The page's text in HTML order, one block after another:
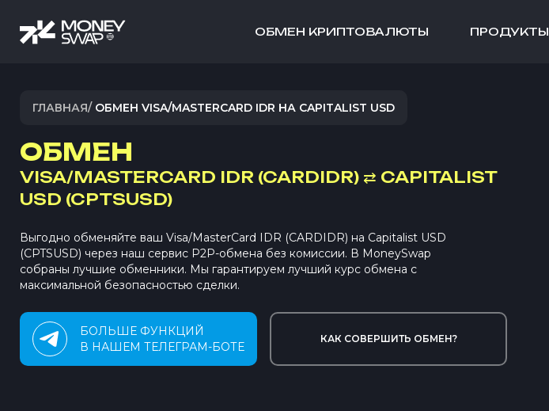
ОБМЕН КРИПТОВАЛЮТЫ ПРОДУКТЫ
ГЛАВНАЯ/ ОБМЕН VISA/MASTERCARD IDR НА CAPITALIST USD
ОБМЕН
VISA/MASTERCARD IDR (CARDIDR) ⇄ CAPITALIST
USD (CPTSUSD)
Выгодно обменяйте ваш Visa/MasterCard IDR (CARDIDR) на Capitalist USD
(CPTSUSD) через наш сервис P2P-обмена без комиссии. В MoneySwap
собраны лучшие обменники. Мы гарантируем лучший курс обмена с
максимальной безопасностью сделки.
БОЛЬШЕ ФУНКЦИЙ
В НАШЕМ ТЕЛЕГРАМ-БОТЕ
КАК СОВЕРШИТЬ ОБМЕН?